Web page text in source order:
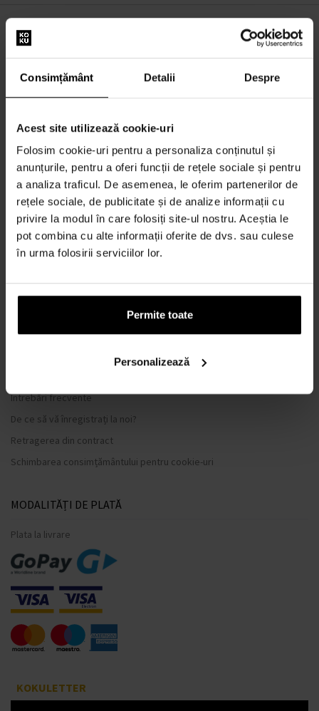
Consimțământ Detalii Despre
Acest site utilizează cookie-uri
Folosim cookie-uri pentru a personaliza conținutul și
anunțurile, pentru a oferi funcții de rețele sociale și pentru
a analiza traficul. De asemenea, le oferim partenerilor de
rețele sociale, de publicitate și de analize informații cu
privire la modul în care folosiți site-ul nostru. Aceștia le
pot combina cu alte informații oferite de dvs. sau culese
în urma folosirii serviciilor lor.
Permite toate
Personalizează
DESPRE COMPANIE
TOTUL DESPRE CUMPĂRĂTURI
Sistem de loialitate
Termeni și condiții
Politica de Confidențialitate
Formular de plângere
Rezistenta la apa
Ce este un tester de parfum?
Întrebări frecvente
De ce să vă înregistrați la noi?
Retragerea din contract
Schimbarea consimțământului pentru cookie-uri
MODALITĂȚI DE PLATĂ
Plata la livrare
KOKULETTER